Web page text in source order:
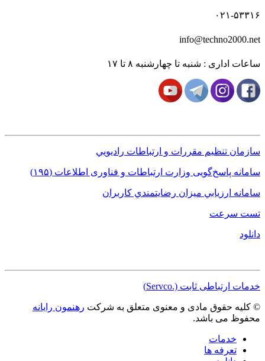
۰۲۱-۵۳۳۱۶
info@techno2000.net
ساعات اداری : شنبه تا چهارشنبه ۸ تا ۱۷
سازمان تنظيم مقررات و ارتباطات راديويي
سامانه پاسخ‌گویی وزارت ارتباطات و فناوری اطلاعات (١٩۵)
سامانه ارزيابي ميزان رضايتمندي کاربران
تست سرعت
دانلود
خدمات ارتباطی ثابت (.Servco)
© کلیه حقوق مادی و معنوی متعلق به شرکت رهنمون رایانه
محفوظ می باشد.
خدمات
تعرفه ها